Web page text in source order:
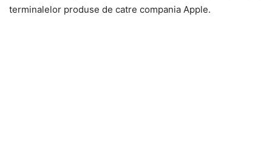
terminalelor produse de catre compania Apple.